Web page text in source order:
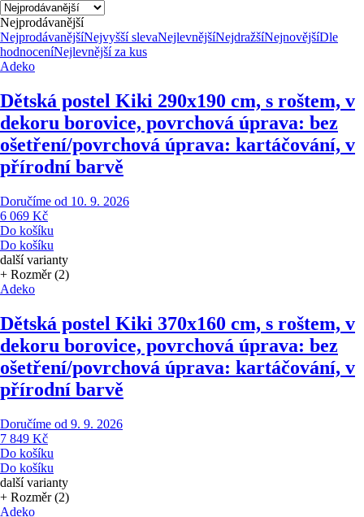
Nejprodávanější
NejprodávanějšíNejvyšší slevaNejlevnějšíNejdražšíNejnovějšíDle
hodnoceníNejlevnější za kus
Adeko
Dětská postel Kiki 290x190 cm, s roštem, v
dekoru borovice, povrchová úprava: bez
ošetření/povrchová úprava: kartáčování, v
přírodní barvě
Doručíme od 10. 9. 2026
6 069 Kč
Do košíku
Do košíku
další varianty
+ Rozměr (2)
Adeko
Dětská postel Kiki 370x160 cm, s roštem, v
dekoru borovice, povrchová úprava: bez
ošetření/povrchová úprava: kartáčování, v
přírodní barvě
Doručíme od 9. 9. 2026
7 849 Kč
Do košíku
Do košíku
další varianty
+ Rozměr (2)
Adeko